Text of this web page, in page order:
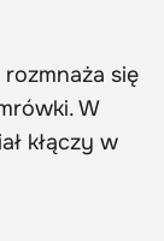
się
W
kłączy w